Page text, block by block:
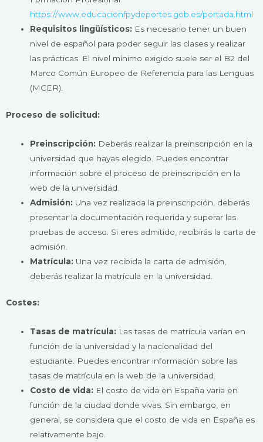
https://www.educacionfpydeportes.gob.es/portada.html
Requisitos lingüísticos: Es necesario tener un buen
nivel de español para poder seguir las clases y realizar
las prácticas. El nivel mínimo exigido suele ser el B2 del
Marco Común Europeo de Referencia para las Lenguas
(MCER).
Proceso de solicitud:
Preinscripción: Deberás realizar la preinscripción en la
universidad que hayas elegido. Puedes encontrar
información sobre el proceso de preinscripción en la
web de la universidad.
Admisión: Una vez realizada la preinscripción, deberás
presentar la documentación requerida y superar las
pruebas de acceso. Si eres admitido, recibirás la carta de
admisión.
Matrícula: Una vez recibida la carta de admisión,
deberás realizar la matrícula en la universidad.
Costes:
Tasas de matrícula: Las tasas de matrícula varían en
función de la universidad y la nacionalidad del
estudiante. Puedes encontrar información sobre las
tasas de matrícula en la web de la universidad.
Costo de vida: El costo de vida en España varía en
función de la ciudad donde vivas. Sin embargo, en
general, se considera que el costo de vida en España es
relativamente bajo.